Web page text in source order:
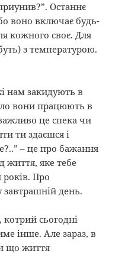
Останнє
воно включає будь-
кожного своє. Для
з температурою.
нам закидують в
вони працюють в
це спека чи
ти здаєшся і
– це про бажання
життя, яке тебе
років. Про
завтрашній день.
сьогодні
інше. Але зараз, в
що життя